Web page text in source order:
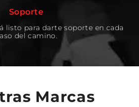
Soporte
listo para darte soporte en cada
del camino.
Marcas